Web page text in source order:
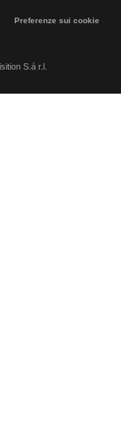
Preferenze sui cookie
S.á r.l.